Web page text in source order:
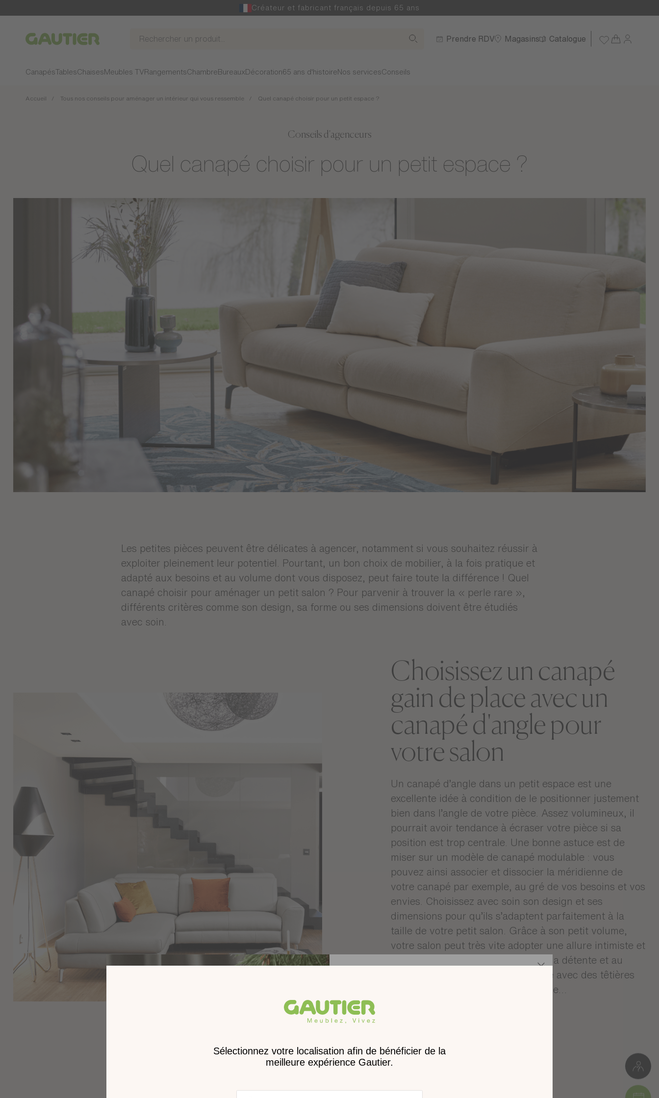
Créateur et fabricant français depuis 65 ans
Gautier Prendre RDV Magasins Catalogue
CanapésTablesChaises Meubles TV RangementsChambre Bureaux Décoration65 ans d'histoire Nos servicesConseils
Accueil Tous nos conseils pour aménager un intérieur qui vous ressemble Quel canapé choisir pour un petit espace ?
Conseils d'agenceurs
Quel canapé choisir pour un petit espace ?
Les petites pièces peuvent être délicates à agencer, notamment si vous souhaitez réussir à
exploiter pleinement leur potentiel. Pourtant, un bon choix de mobilier, à la fois pratique et
adapté aux besoins et au volume dont vous disposez, peut faire toute la différence ! Quel
canapé choisir pour aménager un petit salon ? Pour parvenir à trouver la « perle rare »,
différents critères comme son design, sa forme ou ses dimensions doivent être étudiés
avec soin.
Choisissez un canapé
gain de place avec un
canapé d'angle pour
votre salon
Un canapé d’angle dans un petit espace est une
excellente idée à condition de le positionner justement
bien dans l’angle de votre pièce. Assez volumineux, il
pourrait avoir tendance à écraser votre pièce si sa
position est trop centrale. Une bonne astuce est de
miser sur un modèle de canapé modulable : vous
pouvez ainsi associer et dissocier la méridienne de
votre canapé par exemple, au gré de vos besoins et vos
envies. Choisissez avec soin son design et ses
dimensions pour qu’ils s’adaptent parfaitement à la
taille de votre petit salon. Grâce à son petit volume,
votre salon peut très vite adopter une allure intimiste et
devenir un lieu idéalement dédié à la détente et au
repos. À ce titre, un canapé d’angle avec des têtières
ajustables peut être très appréciable…
nouveau catalogue